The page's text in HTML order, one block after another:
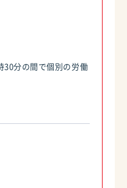
分の間で個別の労働